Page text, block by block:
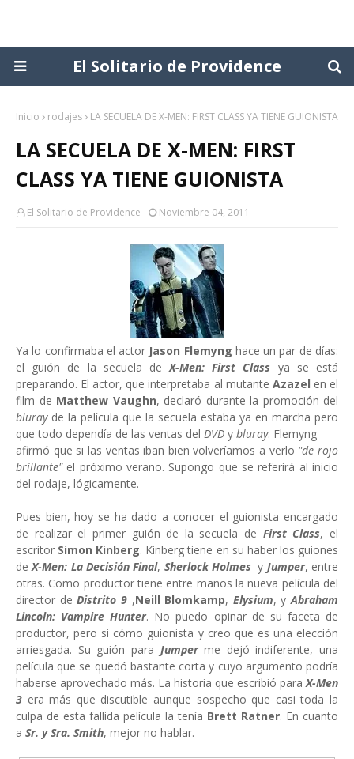
El Solitario de Providence
Inicio rodajes LA SECUELA DE X-MEN: FIRST CLASS YA TIENE GUIONISTA
LA SECUELA DE X-MEN: FIRST
CLASS YA TIENE GUIONISTA
El Solitario de Providence Noviembre 04, 2011
Ya lo confirmaba el actor Jason Flemyng hace un par de días:
el guión de la secuela deX-Men: First Class ya se está
preparando. El actor, que interpretaba al mutante Azazel en el
film de Matthew Vaughn, declaró durante la promoción del
blurayde la película que la secuela estaba ya en marcha pero
que todo dependía de las ventas del DVD y bluray. Flemyng
afirmó que si las ventas iban bien volveríamos a verlo "de rojo
brillante"el próximo verano. Supongo que se referirá al inicio
del rodaje, lógicamente.
Pues bien, hoy se ha dado a conocer el guionista encargado
de realizar el primer guión de la secuela de First Class, el
escritor Simon Kinberg. Kinberg tiene en su haber los guiones
deX-Men: La Decisión Final, Sherlock Holmes y Jumper, entre
otras. Como productor tiene entre manos la nueva película del
director deDistrito 9,Neill Blomkamp, Elysium, yAbraham
Lincoln: Vampire Hunter. No puedo opinar de su faceta de
productor, pero si cómo guionista y creo que es una elección
arriesgada. Su guión para Jumperme dejó indiferente, una
película que se quedó bastante corta y cuyo argumento podría
haberse aprovechado más. La historia que escribió paraX-Men
3 era más que discutible aunque sospecho que casi toda la
culpa de esta fallida película la tenía Brett Ratner. En cuanto
a Sr. y Sra. Smith, mejor no hablar.